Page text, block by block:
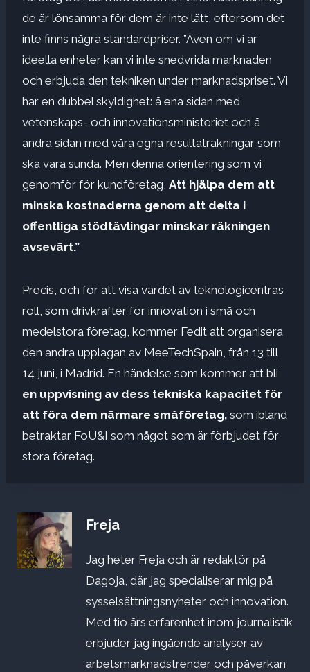
de är lönsamma för dem är inte lätt, eftersom det
inte finns några standardpriser. ”Även om vi är
ideella enheter kan vi inte snedvrida marknaden
och erbjuda den tekniken under marknadspriset. Vi
har en dubbel skyldighet: å ena sidan med
vetenskaps- och innovationsministeriet och å
andra sidan med våra egna resultaträkningar som
ska vara sunda. Men denna orientering som vi
genomför för kundföretag, Att hjälpa dem att
minska kostnaderna genom att delta i
offentliga stödtävlingar minskar räkningen
avsevärt.”
Precis, och för att visa värdet av teknologicentras
roll, som drivkrafter för innovation i små och
medelstora företag, kommer Fedit att organisera
den andra upplagan av MeeTechSpain, från 13 till
14 juni, i Madrid. En händelse som kommer att bli
en uppvisning av dess tekniska kapacitet för
att föra dem närmare småföretag, som ibland
betraktar FoU&I som något som är förbjudet för
stora företag.
Freja
Jag heter Freja och är redaktör på
Dagoja, där jag specialiserar mig på
sysselsättningsnyheter och innovation.
Med tio års erfarenhet inom journalistik
erbjuder jag ingående analyser av
arbetsmarknadstrender och påverkan